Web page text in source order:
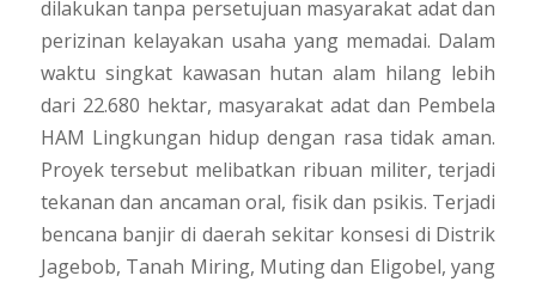
dilakukan tanpa persetujuan masyarakat adat dan
perizinan kelayakan usaha yang memadai. Dalam
waktu singkat kawasan hutan alam hilang lebih
dari 22.680 hektar, masyarakat adat dan Pembela
HAM Lingkungan hidup dengan rasa tidak aman.
Proyek tersebut melibatkan ribuan militer, terjadi
tekanan dan ancaman oral, fisik dan psikis. Terjadi
bencana banjir di daerah sekitar konsesi di Distrik
Jagebob, Tanah Miring, Muting dan Eligobel, yang